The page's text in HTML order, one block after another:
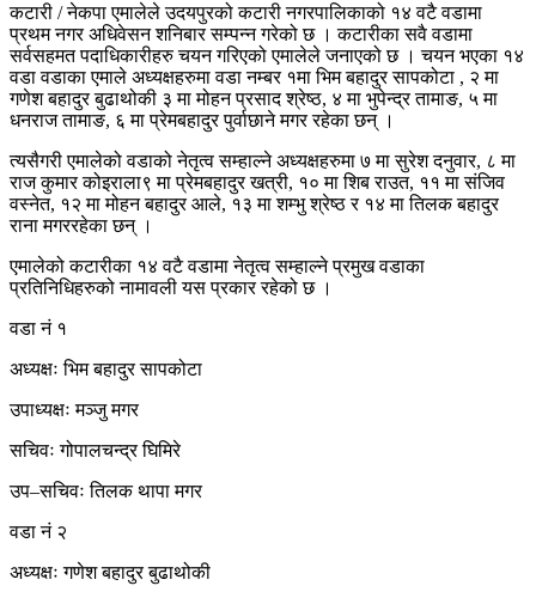
कटारी / नेकपा एमालेले उदयपुरको कटारी नगरपालिकाको १४ वटै वडामा
प्रथम नगर अधिवेसन शनिबार सम्पन्न गरेको छ । कटारीका सवै वडामा
सर्वसहमत पदाधिकारीहरु चयन गरिएको एमालेले जनाएको छ । चयन भएका १४
वडा वडाका एमाले अध्यक्षहरुमा वडा नम्बर १मा भिम बहादुर सापकोटा , २ मा
गणेश बहादुर बुढाथोकी ३ मा मोहन प्रसाद श्रेष्ठ, ४ मा भुपेन्द्र तामाङ, ५ मा
धनराज तामाङ, ६ मा प्रेमबहादुर पुर्वाछाने मगर रहेका छन् ।
त्यसैगरी एमालेको वडाको नेतृत्व सम्हाल्ने अध्यक्षहरुमा ७ मा सुरेश दनुवार, ८ मा
राज कुमार कोइराला९ मा प्रेमबहादुर खत्री, १० मा शिब राउत, ११ मा संजिव
वस्नेत, १२ मा मोहन बहादुर आले, १३ मा शम्भु श्रेष्ठ र १४ मा तिलक बहादुर
राना मगररहेका छन् ।
एमालेको कटारीका १४ वटै वडामा नेतृत्व सम्हाल्ने प्रमुख वडाका
प्रतिनिधिहरुको नामावली यस प्रकार रहेको छ ।
वडा नं १
अध्यक्षः भिम बहादुर सापकोटा
उपाध्यक्षः मञ्जु मगर
सचिवः गोपालचन्द्र घिमिरे
उप–सचिवः तिलक थापा मगर
वडा नं २
अध्यक्षः गणेश बहादुर बुढाथोकी